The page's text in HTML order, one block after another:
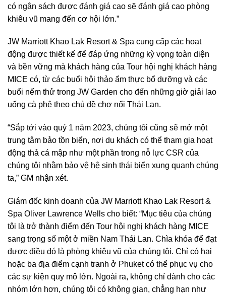
có ngân sách được đánh giá cao sẽ đánh giá cao phòng
khiêu vũ mang đến cơ hội lớn.”
JW Marriott Khao Lak Resort & Spa cung cấp các hoạt
động được thiết kế để đáp ứng những kỳ vọng toàn diện
và bền vững mà khách hàng của Tour hội nghị khách hàng
MICE có, từ các buổi hội thảo ẩm thực bổ dưỡng và các
buổi nếm thử trong JW Garden cho đến những giờ giải lao
uống cà phê theo chủ đề chợ nổi Thái Lan.
“Sắp tới vào quý 1 năm 2023, chúng tôi cũng sẽ mở một
trung tâm bảo tồn biển, nơi du khách có thể tham gia hoạt
động thả cá mập như một phần trong nỗ lực CSR của
chúng tôi nhằm bảo vệ hệ sinh thái biển xung quanh chúng
ta,” GM nhận xét.
Giám đốc kinh doanh của JW Marriott Khao Lak Resort &
Spa Oliver Lawrence Wells cho biết: “Mục tiêu của chúng
tôi là trở thành điểm đến Tour hội nghị khách hàng MICE
sang trọng số một ở miền Nam Thái Lan. Chìa khóa để đạt
được điều đó là phòng khiêu vũ của chúng tôi. Chỉ có hai
hoặc ba địa điểm cạnh tranh ở Phuket có thể phục vụ cho
các sự kiện quy mô lớn. Ngoài ra, không chỉ dành cho các
nhóm lớn hơn, chúng tôi có không gian, chẳng hạn như